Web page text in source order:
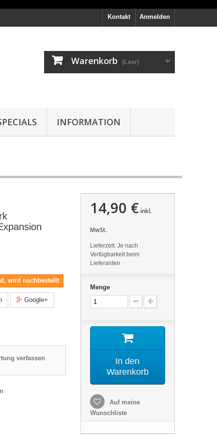
Anmelden
Kontakt
Warenkorb (Leer)
INFORMATION
wird nachbestellt
Google+
verfassen
14,90 € inkl.
MwSt.
Lieferzeit: Je nach
Verfügbarkeit beim
Lieferanten
Menge
In den
Warenkorb
Auf meine
Wunschliste